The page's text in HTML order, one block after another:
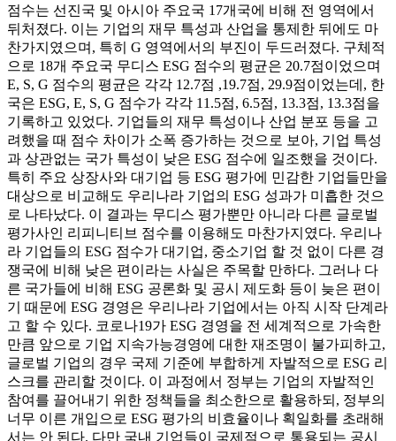
점수는 선진국 및 아시아 주요국 17개국에 비해 전 영역에서
뒤처졌다. 이는 기업의 재무 특성과 산업을 통제한 뒤에도 마
찬가지였으며, 특히 G 영역에서의 부진이 두드러졌다. 구체적
으로 18개 주요국 무디스 ESG 점수의 평균은 20.7점이었으며
E, S, G 점수의 평균은 각각 12.7점 ,19.7점, 29.9점이었는데, 한
국은 ESG, E, S, G 점수가 각각 11.5점, 6.5점, 13.3점, 13.3점을
기록하고 있었다. 기업들의 재무 특성이나 산업 분포 등을 고
려했을 때 점수 차이가 소폭 증가하는 것으로 보아, 기업 특성
과 상관없는 국가 특성이 낮은 ESG 점수에 일조했을 것이다.
특히 주요 상장사와 대기업 등 ESG 평가에 민감한 기업들만을
대상으로 비교해도 우리나라 기업의 ESG 성과가 미흡한 것으
로 나타났다. 이 결과는 무디스 평가뿐만 아니라 다른 글로벌
평가사인 리피니티브 점수를 이용해도 마찬가지였다. 우리나
라 기업들의 ESG 점수가 대기업, 중소기업 할 것 없이 다른 경
쟁국에 비해 낮은 편이라는 사실은 주목할 만하다. 그러나 다
른 국가들에 비해 ESG 공론화 및 공시 제도화 등이 늦은 편이
기 때문에 ESG 경영은 우리나라 기업에서는 아직 시작 단계라
고 할 수 있다. 코로나19가 ESG 경영을 전 세계적으로 가속한
만큼 앞으로 기업 지속가능경영에 대한 재조명이 불가피하고,
글로벌 기업의 경우 국제 기준에 부합하게 자발적으로 ESG 리
스크를 관리할 것이다. 이 과정에서 정부는 기업의 자발적인
참여를 끌어내기 위한 정책들을 최소한으로 활용하되, 정부의
너무 이른 개입으로 ESG 평가의 비효율이나 획일화를 초래해
서는 안 된다. 다만 국내 기업들이 국제적으로 통용되는 공시